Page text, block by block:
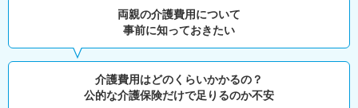
両親の介護費用について
事前に知っておきたい
介護費用はどのくらいかかるの？
公的な介護保険だけで足りるのか不安